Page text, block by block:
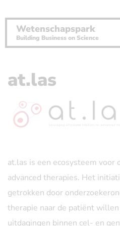
Wetenschapspark
Building Business on Science
at.las
at.las is een ecosysteem voor
advanced therapies. Het
getrokken door
therapie naar de patiënt
uitdagingen binnen cel- en